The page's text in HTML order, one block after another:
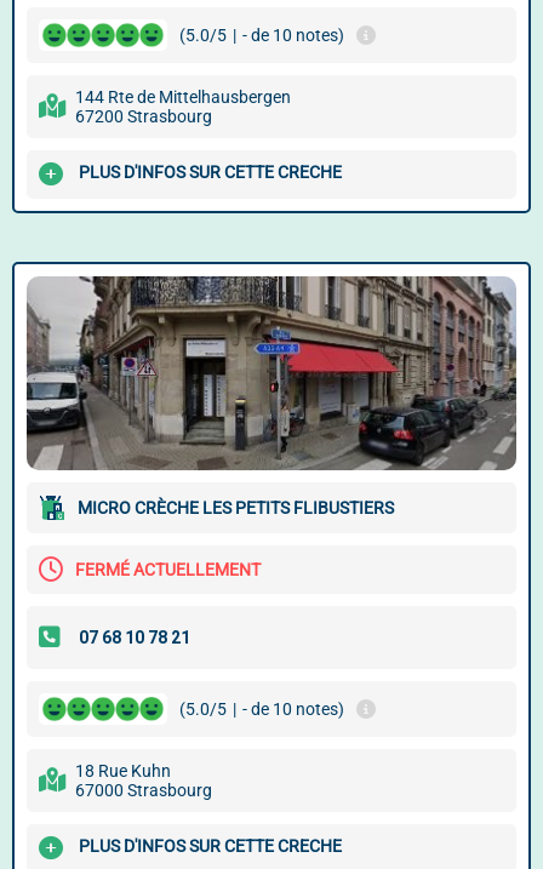
(5.0/5 | - de 10 notes)
144 Rte de Mittelhausbergen
67200 Strasbourg
PLUS D'INFOS SUR CETTE CRECHE
MICRO CRÈCHE LES PETITS FLIBUSTIERS
FERMÉ ACTUELLEMENT
(5.0/5 | - de 10 notes)
18 Rue Kuhn
67000 Strasbourg
PLUS D'INFOS SUR CETTE CRECHE